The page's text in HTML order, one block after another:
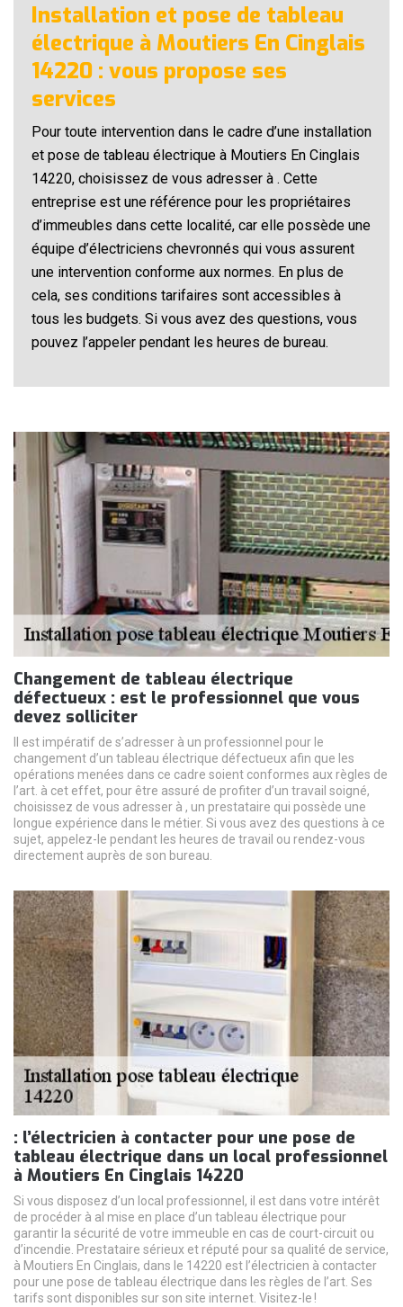
Installation et pose de tableau
électrique à Moutiers En Cinglais
14220 : vous propose ses
services
Pour toute intervention dans le cadre d’une installation
et pose de tableau électrique à Moutiers En Cinglais
14220, choisissez de vous adresser à . Cette
entreprise est une référence pour les propriétaires
d’immeubles dans cette localité, car elle possède une
équipe d’électriciens chevronnés qui vous assurent
une intervention conforme aux normes. En plus de
cela, ses conditions tarifaires sont accessibles à
tous les budgets. Si vous avez des questions, vous
pouvez l’appeler pendant les heures de bureau.
Changement de tableau électrique
défectueux : est le professionnel que vous
devez solliciter
Il est impératif de s’adresser à un professionnel pour le
changement d’un tableau électrique défectueux afin que les
opérations menées dans ce cadre soient conformes aux règles de
l’art. à cet effet, pour être assuré de profiter d’un travail soigné,
choisissez de vous adresser à , un prestataire qui possède une
longue expérience dans le métier. Si vous avez des questions à ce
sujet, appelez-le pendant les heures de travail ou rendez-vous
directement auprès de son bureau.
: l’électricien à contacter pour une pose de
tableau électrique dans un local professionnel
à Moutiers En Cinglais 14220
Si vous disposez d’un local professionnel, il est dans votre intérêt
de procéder à al mise en place d’un tableau électrique pour
garantir la sécurité de votre immeuble en cas de court-circuit ou
d’incendie. Prestataire sérieux et réputé pour sa qualité de service,
à Moutiers En Cinglais, dans le 14220 est l’électricien à contacter
pour une pose de tableau électrique dans les règles de l’art. Ses
tarifs sont disponibles sur son site internet. Visitez-le !